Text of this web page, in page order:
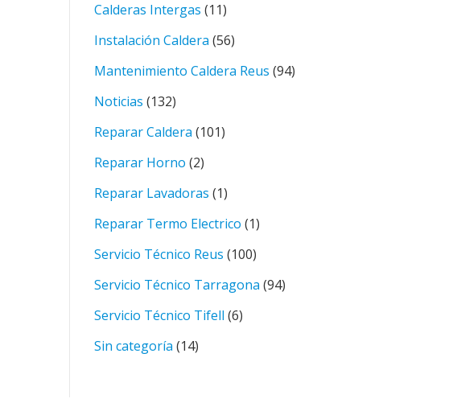
Calderas Intergas (11)
Instalación Caldera (56)
Mantenimiento Caldera Reus (94)
Noticias (132)
Reparar Caldera (101)
Reparar Horno (2)
Reparar Lavadoras (1)
Reparar Termo Electrico (1)
Servicio Técnico Reus (100)
Servicio Técnico Tarragona (94)
Servicio Técnico Tifell (6)
Sin categoría (14)